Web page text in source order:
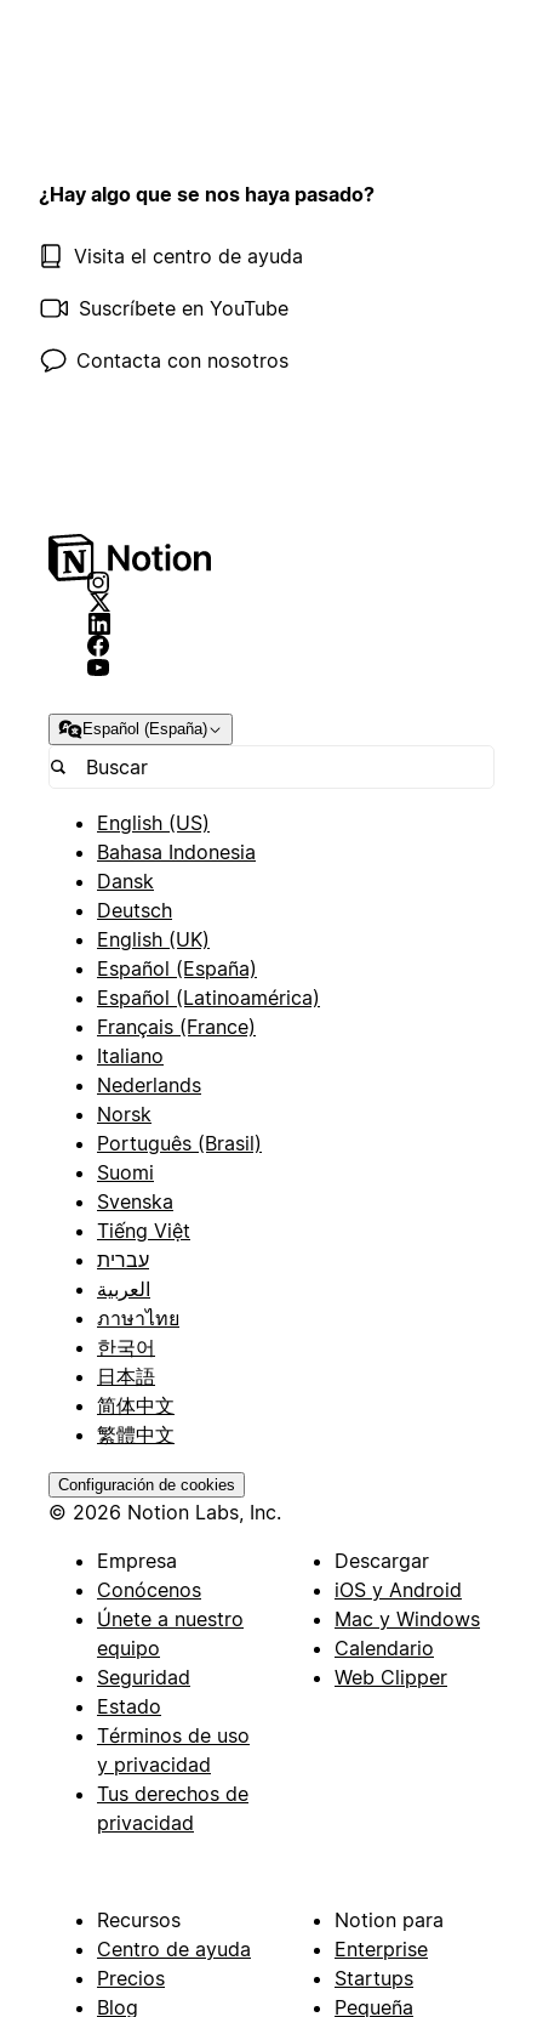
¿Hay algo que se nos haya pasado?
Visita el centro de ayuda
Suscríbete en YouTube
Contacta con nosotros
Español (España)
English (US)
Bahasa Indonesia
Dansk
Deutsch
English (UK)
Español (España)
Español (Latinoamérica)
Français (France)
Italiano
Nederlands
Norsk
Português (Brasil)
Suomi
Svenska
Tiếng Việt
עברית
العربية
ภาษาไทย
한국어
日本語
简体中文
繁體中文
Configuración de cookies
© 2026 Notion Labs, Inc.
Empresa
Conócenos
Únete a nuestro
equipo
Seguridad
Estado
Términos de uso
y privacidad
Tus derechos de
privacidad
Descargar
iOS y Android
Mac y Windows
Calendario
Web Clipper
Recursos
Centro de ayuda
Precios
Blog
Notion para
Enterprise
Startups
Pequeña